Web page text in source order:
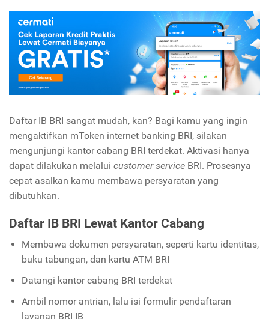
Daftar IB BRI sangat mudah, kan? Bagi kamu yang ingin
mengaktifkan mToken internet banking BRI, silakan
mengunjungi kantor cabang BRI terdekat. Aktivasi hanya
dapat dilakukan melalui customer service BRI. Prosesnya
cepat asalkan kamu membawa persyaratan yang
dibutuhkan.
Daftar IB BRI Lewat Kantor Cabang
Membawa dokumen persyaratan, seperti kartu identitas,
buku tabungan, dan kartu ATM BRI
Datangi kantor cabang BRI terdekat
Ambil nomor antrian, lalu isi formulir pendaftaran
layanan BRI IB